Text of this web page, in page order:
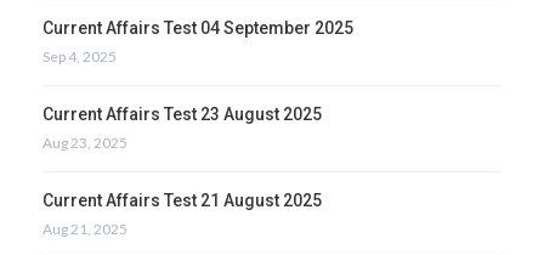
Current Affairs Test 04 September 2025
Sep 4, 2025
Current Affairs Test 23 August 2025
Aug 23, 2025
Current Affairs Test 21 August 2025
Aug 21, 2025